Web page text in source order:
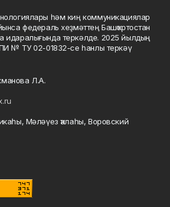
һәм киң коммуникациялар
федераль хеҙмәттең Башҡортостан
идаралығында теркәлде. 2025 йылдың
№ ТУ 02-01832-се һанлы теркәү
Л.А.
Мәләүез ҡалаһы, Воровский